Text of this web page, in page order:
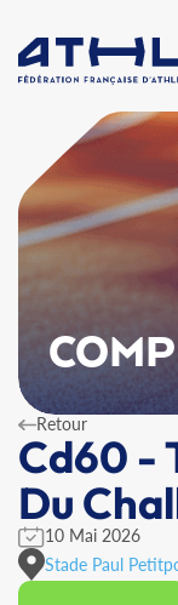
Retour
Cd60 -
Du
10 Mai 2026
Stade Paul